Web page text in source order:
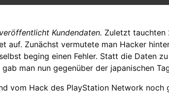
Kundendaten. Zuletzt tauchten
auf. Zunächst vermutete man Hacker
beging einen Fehler. Statt die Daten
gab man nun gegenüber der japanischen
vom Hack des PlayStation Network noch